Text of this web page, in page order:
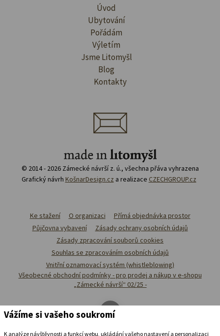
Úvod
Ubytování
Pořádám
Výletím
Jsme Litomyšl
Blog
Kontakty
© 2014 - 2026 Zámecké návrší z. ú., všechna přáva vyhrazena
Grafický návrh KošnarDesign.cz a realizace CZECHGROUP.cz
Ke stažení O organizaci
Přímá objednávka prostor
Půjčovna vybavení
Zásady ochrany osobních údajů
Zásady zpracování souborů cookies
Souhlas se zpracováním osobních údajů
Vnitřní oznamovací systém (whistleblowing)
Všeobecné obchodní podmínky - pro prodej a nákup v e-shopu
„Zámecké návrší“ 02/25 -
Vážíme si vašeho soukromí
K analýze návštěvnosti a funkcí webu, ukládání vašeho nastavení a personalizaci